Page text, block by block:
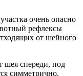
очень опасно
рефлексы
от шейного
шея спереди, под
симметрично,